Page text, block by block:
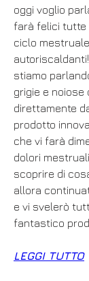
oggi voglio
farà felici tutte
ciclo
stiamo
grigie e
direttamente
prodotto
che vi farà
dolori
scoprire di
allora
e vi svelerò
fantastico
LEGGI TUTTO